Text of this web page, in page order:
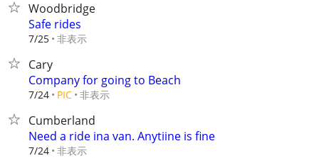
Woodbridge
Safe rides
7/25 非表示
Cary
Company for going to Beach
7/24 PIC 非表示
Cumberland
Need a ride ina van. Anytiine is fine
7/24 非表示